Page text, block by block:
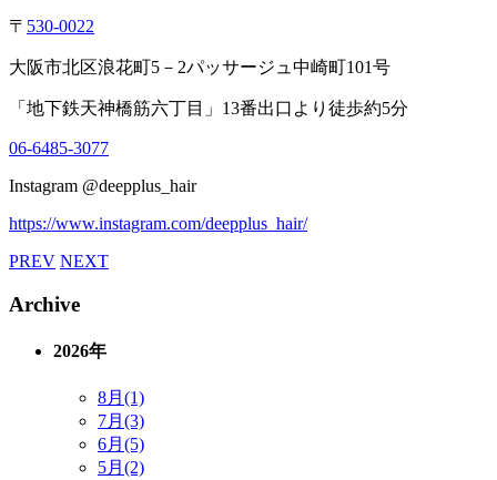
〒 530-0022
大阪市北区浪花町5 － 2パッサージュ中崎町101号
「地下鉄天神橋筋六丁目」 13番出口より徒歩約5分
06-6485-3077
Instagram @deepplus_hair
https://www.instagram.com/deepplus_hair/
PREV NEXT
Archive
2026年
8月(1)
7月(3)
6月(5)
5月(2)